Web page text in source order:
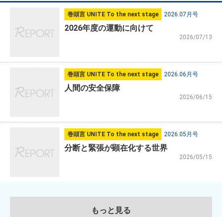
巻頭言 UNITE To the next stage 2026.07月号
2026/07/13
2026年度の運動に向けて
巻頭言 UNITE To the next stage 2026.06月号
2026/06/15
人間の安全保障
巻頭言 UNITE To the next stage 2026.05月号
2026/05/15
分断と緊張が顕在化する世界
もっと見る